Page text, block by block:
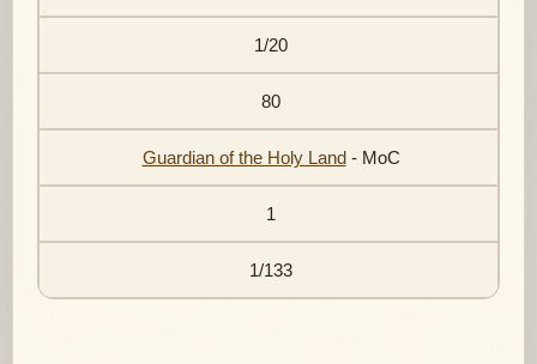
1/20
80
Guardian of the Holy Land- МоС
1
1/133